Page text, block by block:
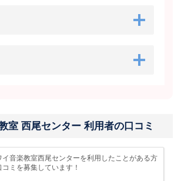
室 西尾センター 利用者の口コミ
イ音楽教室西尾センターを利用したことがある方
コミを募集しています！